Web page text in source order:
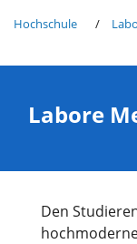
Hochschule
Labore
Den